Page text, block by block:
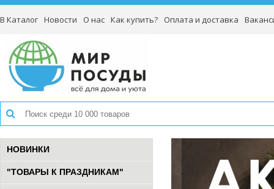
В Каталог Новости О нас Как купить? Оплата и доставка
НОВИНКИ
"ТОВАРЫ К ПРАЗДНИКАМ"